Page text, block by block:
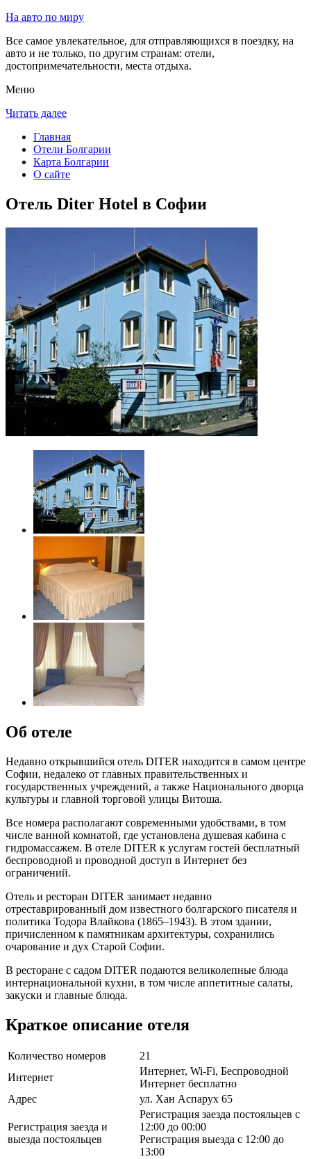
На авто по миру
Все самое увлекательное, для отправляющихся в поездку, на
авто и не только, по другим странам: отели,
достопримечательности, места отдыха.
Меню
Читать далее
Главная
Отели Болгарии
Карта Болгарии
О сайте
Отель Diter Hotel в Софии
Об отеле
Недавно открывшийся отель DITER находится в самом центре
Софии, недалеко от главных правительственных и
государственных учреждений, а также Национального дворца
культуры и главной торговой улицы Витоша.
Все номера располагают современными удобствами, в том
числе ванной комнатой, где установлена душевая кабина с
гидромассажем. В отеле DITER к услугам гостей бесплатный
беспроводной и проводной доступ в Интернет без
ограничений.
Отель и ресторан DITER занимает недавно
отреставрированный дом известного болгарского писателя и
политика Тодора Влайкова (1865–1943). В этом здании,
причисленном к памятникам архитектуры, сохранились
очарование и дух Старой Софии.
В ресторане с садом DITER подаются великолепные блюда
интернациональной кухни, в том числе аппетитные салаты,
закуски и главные блюда.
Краткое описание отеля
Количество номеров
21
Интернет
Интернет, Wi-Fi, Беспроводной
Интернет бесплатно
Адрес
ул. Хан Аспарух 65
Регистрация заезда и
выезда постояльцев
Регистрация заезда постояльцев с
12:00 до 00:00
Регистрация выезда с 12:00 до
13:00